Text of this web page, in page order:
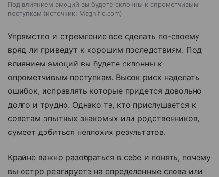
Под влиянием эмоций вы будете склонны к опрометчивым
поступкам
источник: Magnific.com
Упрямство и стремление все сделать по-своему
вряд ли приведут к хорошим последствиям. Под
влиянием эмоций вы будете склонны к
опрометчивым поступкам. Высок риск наделать
ошибок, исправлять которые придется довольно
долго и трудно. Однако те, кто прислушается к
советам опытных знакомых или родственников,
сумеет добиться неплохих результатов.
Крайне важно разобраться в себе и понять, почему
вы остро реагируете на определенные слова или